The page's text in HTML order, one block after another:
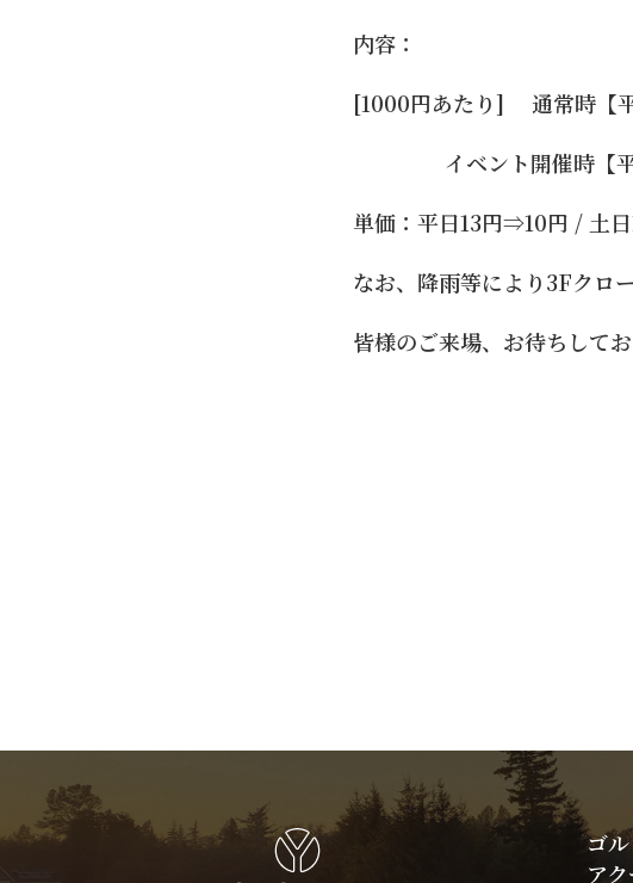
内容：
[1000円あたり] 通常時【
イベント開催時【平
単価：平日13円⇒10円 / 土
なお、降雨等により3Fクロ
皆様のご来場、お待ちしてお
ゴ
ア